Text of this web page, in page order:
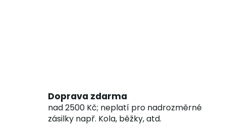
Doprava zdarma
nad 2500 Kč; neplatí pro nadrozměrné
zásilky např. Kola, běžky, atd.